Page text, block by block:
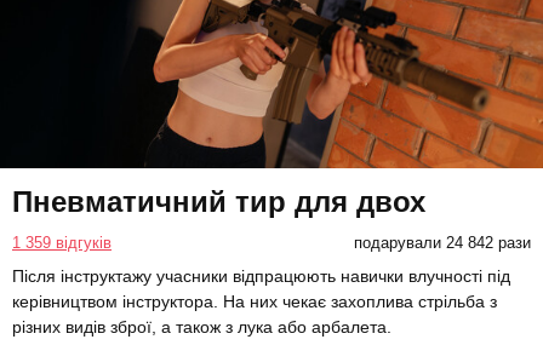
Пневматичний тир для двох
1 359 відгуків подарували 24 842 рази
Після інструктажу учасники відпрацюють навички влучності під
керівництвом інструктора. На них чекає захоплива стрільба з
різних видів зброї, а також з лука або арбалета.